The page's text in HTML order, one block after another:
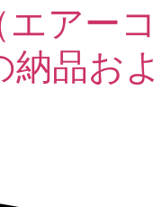
アーコ
品およ